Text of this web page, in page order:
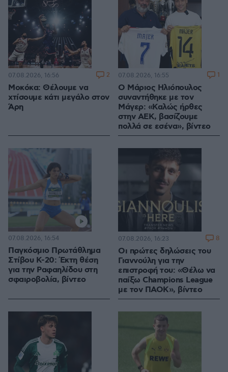
Μοκόκα: Θέλουμε να
χτίσουμε κάτι μεγάλο στον
Άρη
07.08.2026, 16:56 2
Ο Μάριος Ηλιόπουλος
συναντήθηκε με τον
Μάγερ: «Καλώς ήρθες
στην ΑΕΚ, βασίζουμε
πολλά σε εσένα», βίντεο
07.08.2026, 16:55 1
Παγκόσμιο Πρωτάθλημα
Στίβου Κ-20: Έκτη θέση
για την Ραφαηλίδου στη
σφαιροβολία, βίντεο
07.08.2026, 16:54
Οι πρώτες δηλώσεις του
Γιαννούλη για την
επιστροφή του: «Θέλω να
παίξω Champions League
με τον ΠΑΟΚ», βίντεο
07.08.2026, 16:23 8